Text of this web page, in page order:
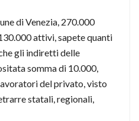
di Venezia, 270.000
attivi, sapete quanti
gli indiretti delle
somma di 10.000,
del privato, visto
statali, regionali,